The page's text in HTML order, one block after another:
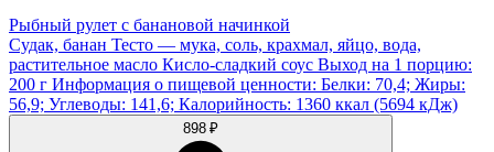
Рыбный рулет с банановой начинкой
Судак, банан Тесто — мука, соль, крахмал, яйцо, вода,
растительное масло Кисло-сладкий соус Выход на 1 порцию:
200 г Информация о пищевой ценности: Белки: 70,4; Жиры:
56,9; Углеводы: 141,6; Калорийность: 1360 ккал (5694 кДж)
898 ₽